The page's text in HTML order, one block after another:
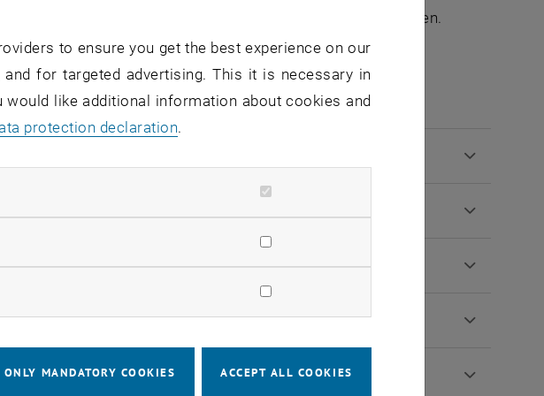
verbreiten als auch einem breiteren Publikum nahe zu bringen.
to ensure you get the best experience on our
for targeted advertising. This it is necessary in
like additional information about cookies and
protection declaration.
ONLY MANDATORY COOKIES ACCEPT ALL COOKIES